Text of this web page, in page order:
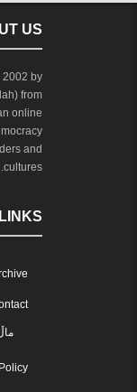
US
2002 by
from
online
and
cultures.